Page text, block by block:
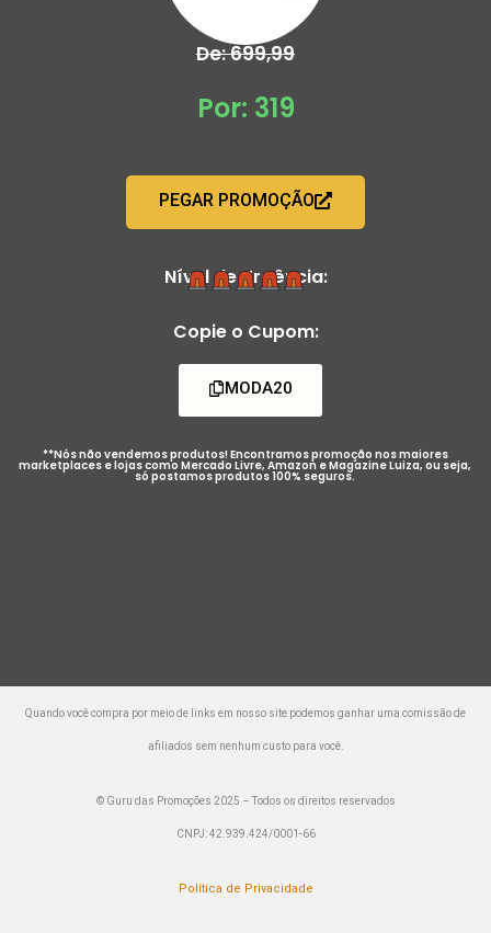
De: 699,99
Por: 319
PEGAR PROMOÇÃO
Nível de Urgência:
Copie o Cupom:
MODA20
**Nós não vendemos produtos! Encontramos promoção nos maiores
marketplaces e lojas como Mercado Livre, Amazon e Magazine Luiza, ou seja,
só postamos produtos 100% seguros.
Quando você compra por meio de links em nosso site podemos ganhar uma comissão de
afiliados sem nenhum custo para você.
© Guru das Promoções 2025 – Todos os direitos reservados
CNPJ: 42.939.424/0001-66
Política de Privacidade